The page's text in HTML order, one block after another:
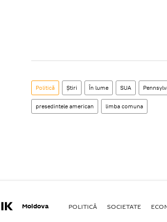
Politică Știri În lume SUA
presedintele american limba comuna
Moldova POLITICĂ SOCIETATE